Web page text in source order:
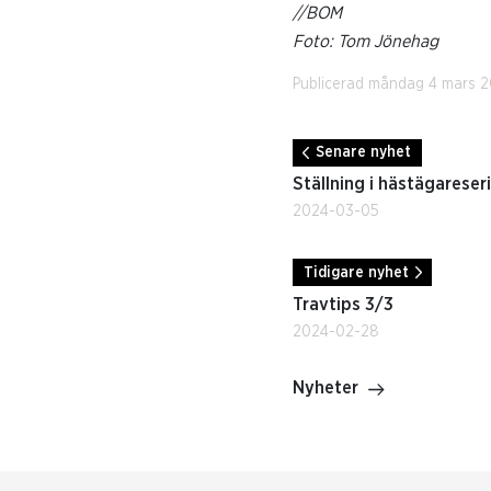
//BOM
Foto: Tom Jönehag
Publicerad måndag 4 mars
Senare nyhet
Ställning i
2024-03-05
Tidigare nyhet
Travtips 3/3
2024-02-28
Nyheter